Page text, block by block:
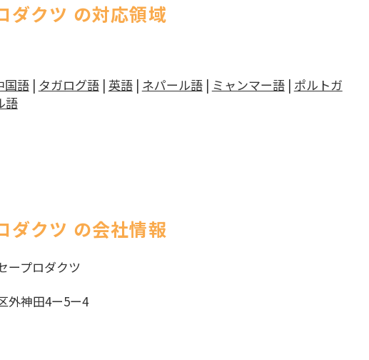
ダクツ の対応領域
国語| タガログ語| 英語| ネパール語| ミャンマー語| ポルトガ
語
ダクツ の会社情報
ープロダクツ
外神田4ー5ー4